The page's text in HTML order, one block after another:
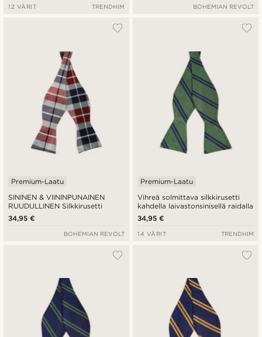
12 VÄRIT TRENDHIM BOHEMIAN REVOLT
SININEN & VIININPUNAINEN
RUUDULLINEN Silkkirusetti
Premium-Laatu
34,95 €
BOHEMIAN REVOLT
Vihreä solmittava silkkirusetti
kahdella laivastonsinisellä raidalla
Premium-Laatu
34,95 €
14 VÄRIT TRENDHIM